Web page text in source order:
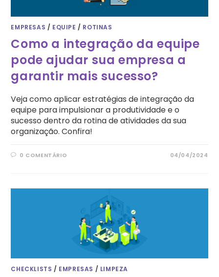
EMPRESAS / EQUIPE / ROTINAS
Como a integração da equipe
pode ajudar sua empresa a
garantir mais sucesso?
Veja como aplicar estratégias de integração da
equipe para impulsionar a produtividade e o
sucesso dentro da rotina de atividades da sua
organização. Confira!
0 COMENTÁRIO 04/04/2024
CHECKLISTS / EMPRESAS / LIMPEZA